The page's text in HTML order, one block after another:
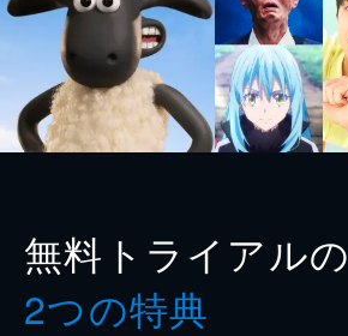
無料トライアルの
2つの特典